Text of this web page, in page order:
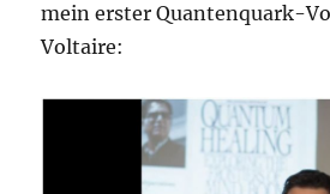
mein erster Quantenquark-
Voltaire: